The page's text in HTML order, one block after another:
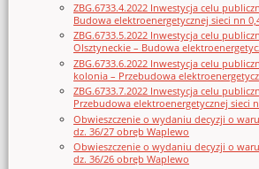
ZBG.6733.4.2022 Inwestycja celu
Budowa elektroenergetycznej sieci nn
ZBG.6733.5.2022 Inwestycja celu
Olsztyneckie – Budowa
ZBG.6733.6.2022 Inwestycja celu
kolonia – Przebudowa
ZBG.6733.7.2022 Inwestycja celu
Przebudowa elektroenergetycznej sieci
Obwieszczenie o wydaniu decyzji o
dz. 36/27 obręb Waplewo
Obwieszczenie o wydaniu decyzji o
dz. 36/26 obręb Waplewo